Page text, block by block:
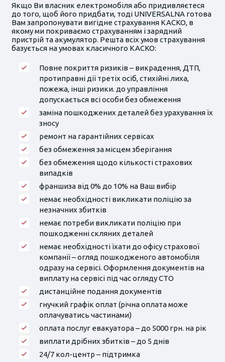
Якщо Ви власник електромобіля або придивляєтеся
до того, щоб його придбати, тоді UNIVERSALNA готова
Вам запропонувати вигідне страхування КАСКО, в
якому ми покриваємо страхуванням і зарядний
пристрій та акумулятор. Решта всіх умов страхування
базується на умовах класичного КАСКО:
Повне покриття ризиків – викрадення, ДТП,
протиправні дії третіх осіб, стихійні лиха,
пожежа, інші ризики. до управління
допускається всі особи без обмеження
заміна пошкоджених деталей без урахування їх
зносу
ремонт на гарантійних сервісах
без обмеження за місцем зберігання
без обмеження щодо кількості страхових
випадків
франшиза від 0% до 10% на Ваш вибір
немає необхідності викликати поліцію за
незначних збитків
немає потреби викликати поліцію при
пошкодженні скляних деталей
немає необхідності їхати до офісу страхової
компанії – огляд пошкодженого автомобіля
одразу на сервісі. Оформлення документів на
виплату на сервісі під час огляду СТО
дистанційне подання документів
гнучкий графік оплат (річна оплата може
оплачуватись частинами)
оплата послуг евакуатора – до 5000 грн. на рік
виплати дрібних збитків – до 5 днів
24/7 кол-центр – підтримка